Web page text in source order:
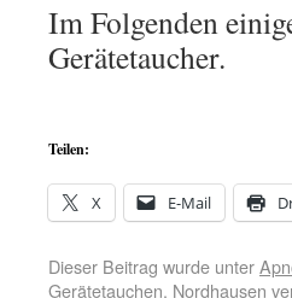
Im Folgenden
Gerätetaucher.
Teilen:
X E-Mail
Dieser Beitrag wurde unter
Gerätetauchen, Nordhausen